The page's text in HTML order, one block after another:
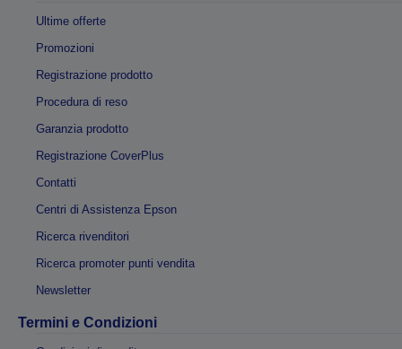
Ultime offerte
Promozioni
Registrazione prodotto
Procedura di reso
Garanzia prodotto
Registrazione CoverPlus
Contatti
Centri di Assistenza Epson
Ricerca rivenditori
Ricerca promoter punti vendita
Newsletter
Termini e Condizioni